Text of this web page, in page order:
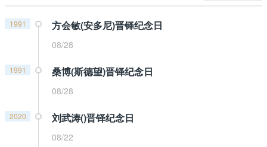
1991 方会敏(安多尼)晋铎纪念日
08/28
1991 桑博(斯德望)晋铎纪念日
08/28
2020 刘武涛()晋铎纪念日
08/22